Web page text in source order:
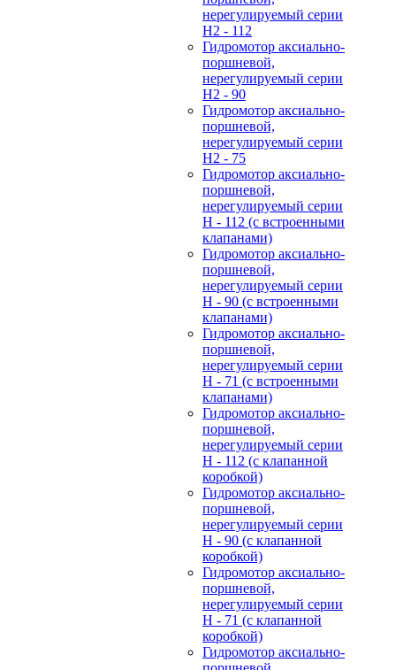
нерегулируемый cерии
H2 - 112
Гидромотор аксиально-
поршневой,
нерегулируемый cерии
H2 - 90
Гидромотор аксиально-
поршневой,
нерегулируемый cерии
H2 - 75
Гидромотор аксиально-
поршневой,
нерегулируемый cерии
H - 112 (с встроенными
клапанами)
Гидромотор аксиально-
поршневой,
нерегулируемый cерии
H - 90 (с встроенными
клапанами)
Гидромотор аксиально-
поршневой,
нерегулируемый cерии
H - 71 (с встроенными
клапанами)
Гидромотор аксиально-
поршневой,
нерегулируемый cерии
H - 112 (с клапанной
коробкой)
Гидромотор аксиально-
поршневой,
нерегулируемый cерии
H - 90 (с клапанной
коробкой)
Гидромотор аксиально-
поршневой,
нерегулируемый cерии
H - 71 (с клапанной
коробкой)
Гидромотор аксиально-